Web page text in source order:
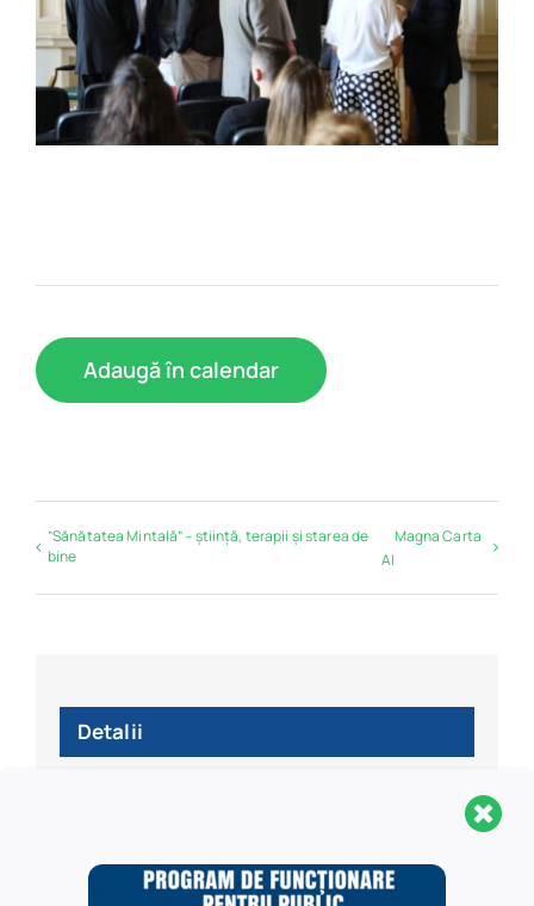
Adaugă în calendar
”Sănătatea Mintală” – știință, terapii și starea de
bine
Magna Carta
AI
Detalii